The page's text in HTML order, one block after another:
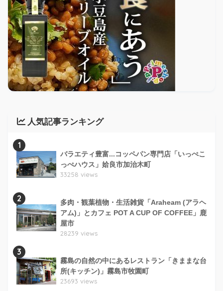
人気記事ランキング
1
バラエティ豊富...コッペパン専門店「いっぺこ
っぺハウス」姶良市加治木町
33258 views
2
多肉・観葉植物・生活雑貨「Araheam (アラヘ
アム)」とカフェ POT A CUP OF COFFEE」鹿
屋市
28239 views
3
霧島の自然の中にあるレストラン「きままな台
所(キッチン)」霧島市牧園町
23693 views